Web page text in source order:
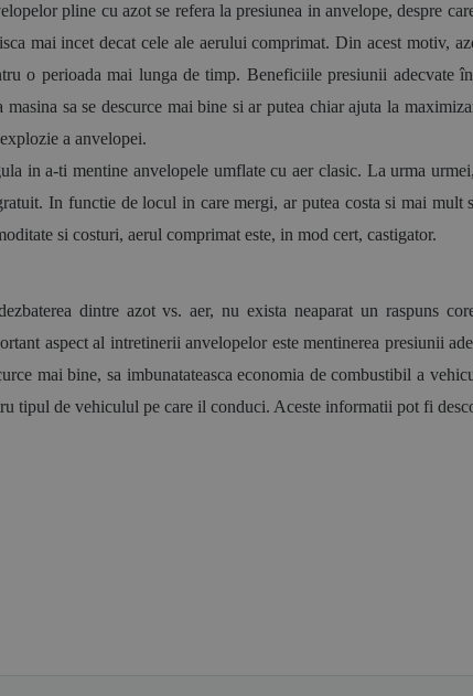
pline cu azot se refera la presiunea in anvelope, despre
mai incet decat cele ale aerului comprimat. Din acest motiv,
o perioada mai lunga de timp. Beneficiile presiunii adecvate
masina sa se descurce mai bine si ar putea chiar ajuta la
a anvelopei.
in a-ti mentine anvelopele umflate cu aer clasic. La urma
In functie de locul in care mergi, ar putea costa si mai
si costuri, aerul comprimat este, in mod cert, castigator.
dintre azot vs. aer, nu exista neaparat un raspuns
aspect al intretinerii anvelopelor este mentinerea presiunii
mai bine, sa imbunatateasca economia de combustibil a
tipul de vehiculul pe care il conduci. Aceste informatii pot fi